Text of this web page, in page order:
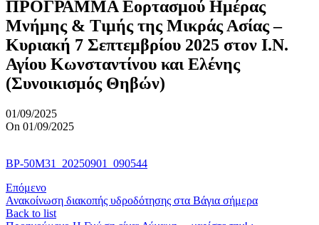
ΠΡΟΓΡΑΜΜΑ Εορτασμού Ημέρας
Μνήμης & Τιμής της Μικράς Ασίας –
Κυριακή 7 Σεπτεμβρίου 2025 στον Ι.Ν.
Αγίου Κωνσταντίνου και Ελένης
(Συνοικισμός Θηβών)
01/09/2025
On 01/09/2025
BP-50M31_20250901_090544
Επόμενο
Ανακοίνωση διακοπής υδροδότησης στα Βάγια σήμερα
Back to list